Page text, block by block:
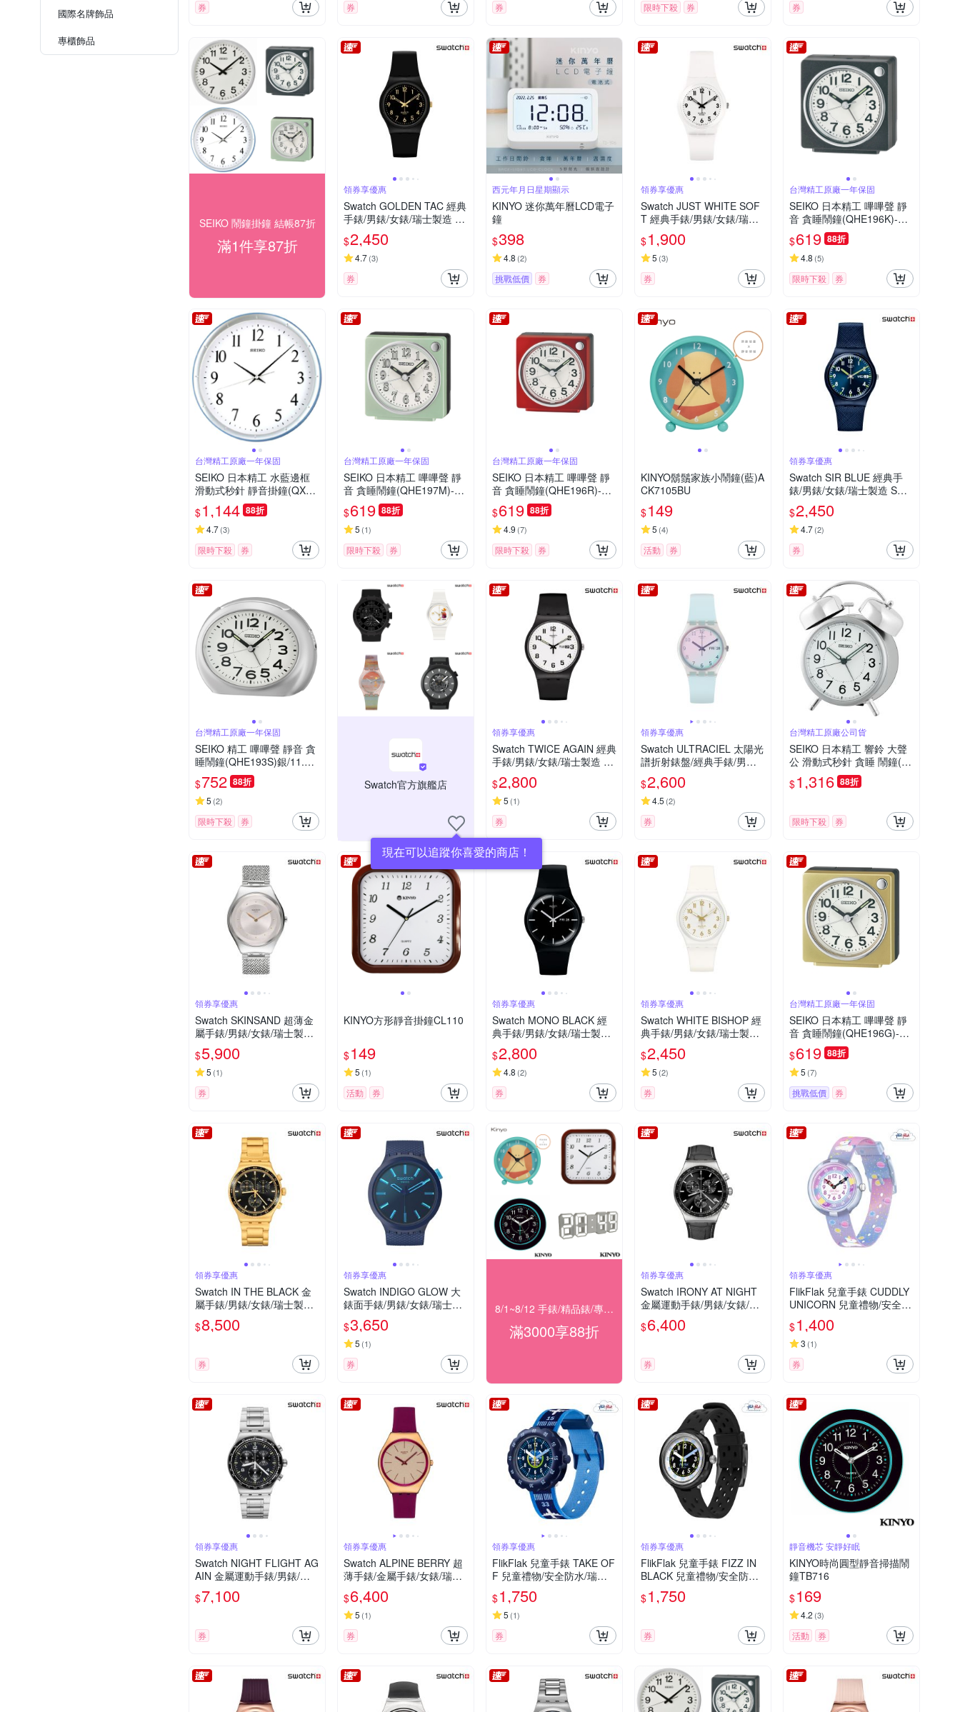
國際名牌飾品
專櫃飾品
券 券 券 限時下殺 券 券
SEIKO 鬧鐘掛鐘 結帳87折
滿1件享87折
領券享優惠
Swatch GOLDEN TAC 經典
手錶/男錶/女錶/瑞士製造 S
O28B113 (34mm)
$2,450
4.7(3)
券
西元年月日星期顯示
KINYO 迷你萬年曆LCD電子
鐘
$398
4.8 (2)
挑戰低價 券
領券享優惠
Swatch JUST WHITE SOF
T 經典手錶/男錶/女錶/瑞士
製造 SO28W107-S14 (34m
m)
$1,900
5 (3)
券
台灣精工原廠一年保固
SEIKO 日本精工 嗶嗶聲 靜
音 貪睡鬧鐘(QHE196K)-黑/
6.6X6.6cm
$619 88折
4.8 (5)
限時下殺 券
台灣精工原廠一年保固
SEIKO 日本精工 水藍邊框
滑動式秒針 靜音掛鐘(QXA3
78L)-藍-白/31cm
$1,144 88折
4.7(3)
限時下殺 券
台灣精工原廠一年保固
SEIKO 日本精工 嗶嗶聲 靜
音 貪睡鬧鐘(QHE197M)-綠/
6.6X6.6cm
$619 88折
5 (1)
限時下殺 券
台灣精工原廠一年保固
SEIKO 日本精工 嗶嗶聲 靜
音 貪睡鬧鐘(QHE196R)-紅/
6.6X6.6cm
$619 88折
4.9 (7)
限時下殺 券
KINYO鬍鬚家族小鬧鐘(藍)A
CK7105BU
$149
5 (4)
活動 券
領券享優惠
Swatch SIR BLUE 經典手
錶/男錶/女錶/瑞士製造 SO2
8N702 (34mm)
$2,450
4.7(2)
券
台灣精工原廠一年保固
SEIKO 精工 嗶嗶聲 靜音 貪
睡鬧鐘(QHE193S)銀/11.2X
8.8cm
$752 88折
5 (2)
限時下殺 券
Swatch官方旗艦店
現在可以追蹤你喜愛的商店！
領券享優惠
Swatch TWICE AGAIN 經典
手錶/男錶/女錶/瑞士製造 S
O29B703 (41mm)
$2,800
5 (1)
券
領券享優惠
Swatch ULTRACIEL 太陽光
譜折射錶盤/經典手錶/男錶/
女錶/瑞士製造 GE713 (34m
m)
$2,600
4.5 (2)
券
台灣精工原廠公司貨
SEIKO 日本精工 響鈴 大聲
公 滑動式秒針 貪睡 鬧鐘(Q
HK063S)銀15.2X12.2cm
$1,316 88折
限時下殺 券
領券享優惠
Swatch SKINSAND 超薄金
屬手錶/男錶/女錶/瑞士製造
SYXS117M (38mm)
$5,900
5 (1)
券
KINYO方形靜音掛鐘CL110
$149
5 (1)
活動 券
領券享優惠
Swatch MONO BLACK 經
典手錶/男錶/女錶/瑞士製造
SO29B704 (41mm)
$2,800
4.8 (2)
券
領券享優惠
Swatch WHITE BISHOP 經
典手錶/男錶/女錶/瑞士製造
SO28W106-S14 (34mm)
$2,450
5 (2)
券
台灣精工原廠一年保固
SEIKO 日本精工 嗶嗶聲 靜
音 貪睡鬧鐘(QHE196G)-金/
6.6X6.6cm
$619 88折
5 (7)
挑戰低價 券
領券享優惠
Swatch IN THE BLACK 金
屬手錶/男錶/女錶/瑞士製造
YVG418G (43mm)
$8,500
券
領券享優惠
Swatch INDIGO GLOW 大
錶面手錶/男錶/女錶/瑞士製
造 SB05N113 (47mm)
$3,650
5 (1)
券
8/1~8/12 手錶/精品錶/專櫃飾品 指定商品滿$3000享88折
滿3000享88折
領券享優惠
Swatch IRONY AT NIGHT
金屬運動手錶/男錶/女錶/瑞
士製造 YVS495 (43mm)
$6,400
券
領券享優惠
FlikFlak 兒童手錶 CUDDLY
UNICORN 兒童禮物/安全防
水/瑞士製造 FBNP213FBN
P213 (31.85mm)
$1,400
3 (1)
券
領券享優惠
Swatch NIGHT FLIGHT AG
AIN 金屬運動手錶/男錶/女
錶/瑞士製造 YVS444GC (4
3mm)
$7,100
券
領券享優惠
Swatch ALPINE BERRY 超
薄手錶/金屬手錶/女錶/瑞士
製造 SYXG131 (38mm)
$6,400
5 (1)
券
領券享優惠
FlikFlak 兒童手錶 TAKE OF
F 兒童禮物/安全防水/瑞士
製造 FPSP068 (34.75mm)
$1,750
5 (1)
券
領券享優惠
FlikFlak 兒童手錶 FIZZ IN
BLACK 兒童禮物/安全防水/
瑞士製造 FCNP001 (31.85
mm)
$1,750
券
靜音機芯 安靜好眠
KINYO時尚圓型靜音掃描鬧
鐘TB716
$169
4.2 (3)
活動 券